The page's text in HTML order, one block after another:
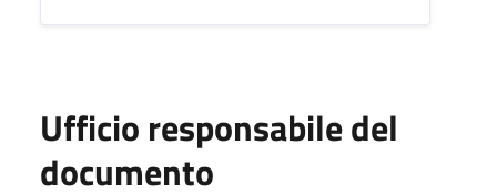
Ufficio responsabile del
documento